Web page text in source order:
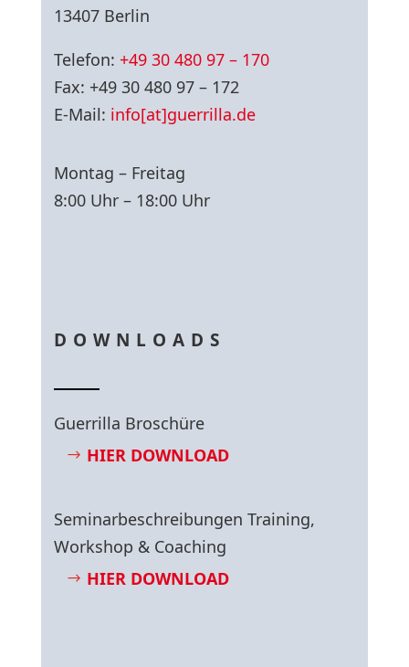
13407 Berlin
Telefon: +49 30 480 97 – 170
Fax: +49 30 480 97 – 172
E-Mail: info[at]guerrilla.de
Montag – Freitag
8:00 Uhr – 18:00 Uhr
DOWNLOADS
Guerrilla Broschüre
HIER DOWNLOAD
Seminarbeschreibungen Training,
Workshop & Coaching
HIER DOWNLOAD